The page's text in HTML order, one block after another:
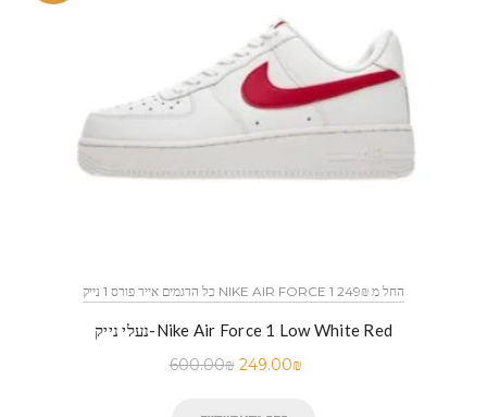
כל הדגמים אייר פורס 1 נייק NIKE AIR FORCE 1 החל מ 249₪
נעלי נייק-Nike Air Force 1 Low White Red
600.00₪ 249.00₪